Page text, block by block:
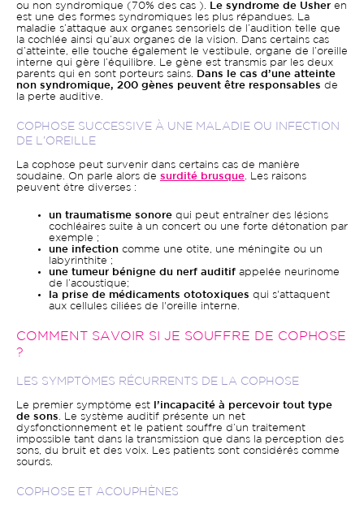
ou non syndromique (70% des cas ).
Le syndrome de Usher en
est une des formes syndromiques les plus répandues. La
maladie s’attaque aux organes sensoriels de l’audition telle que
la cochlée ainsi qu’aux organes de la vision. Dans certains cas
d’atteinte, elle touche également le vestibule, organe de l’oreille
interne qui gère l’équilibre. Le gène est transmis par les deux
parents qui en sont porteurs sains.
Dans le cas d’une atteinte
non syndromique, 200 gènes peuvent être responsables de
la perte auditive.
COPHOSE SUCCESSIVE À UNE MALADIE OU INFECTION
DE L’OREILLE
La cophose peut survenir dans certains cas de manière
soudaine. On parle alors de surdité brusque . Les raisons
peuvent être diverses :
un traumatisme sonore qui peut entraîner des lésions
cochléaires suite à un concert ou une forte détonation par
exemple ;
une infection comme une otite, une méningite ou un
labyrinthite ;
une tumeur bénigne du nerf auditif appelée neurinome
de l’acoustique;
la prise de médicaments ototoxiques qui s'attaquent
aux cellules ciliées de l'oreille interne.
COMMENT SAVOIR SI JE SOUFFRE DE COPHOSE
?
LES SYMPTÔMES RÉCURRENTS DE LA COPHOSE
Le premier symptôme est
l’incapacité à percevoir tout type
de sons . Le système auditif présente un net
dysfonctionnement et le patient souffre d’un traitement
impossible tant dans la transmission que dans la perception des
sons, du bruit et des voix. Les patients sont considérés comme
sourds.
COPHOSE ET ACOUPHÈNES